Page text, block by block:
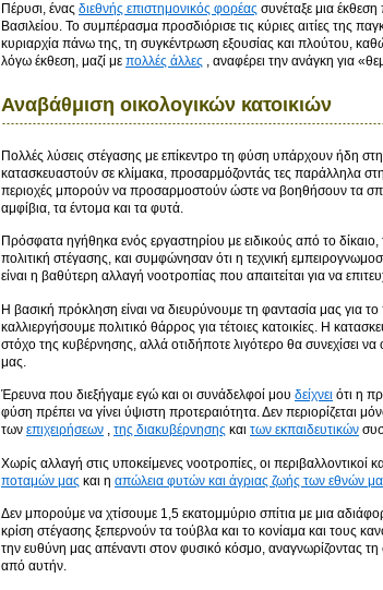
Πέρυσι, ένας διεθνής επιστημονικός φορέας συνέταξε μια
Βασιλείου. Το συμπέρασμα προσδιόρισε τις κύριες αιτίες της
κυριαρχία πάνω της, τη συγκέντρωση εξουσίας και πλούτου,
λόγω έκθεση, μαζί με πολλές άλλες , αναφέρει την ανάγκη για
Αναβάθμιση οικολογικών κατοικιών
Πολλές λύσεις στέγασης με επίκεντρο τη φύση υπάρχουν ήδη
κατασκευαστούν σε κλίμακα, προσαρμόζοντάς τες παράλληλα
περιοχές μπορούν να προσαρμοστούν ώστε να βοηθήσουν τα
αμφίβια, τα έντομα και τα φυτά.
Πρόσφατα ηγήθηκα ενός εργαστηρίου με ειδικούς από το
πολιτική στέγασης, και συμφώνησαν ότι η τεχνική
είναι η βαθύτερη αλλαγή νοοτροπίας που απαιτείται για να
Η βασική πρόκληση είναι να διευρύνουμε τη φαντασία μας για
καλλιεργήσουμε πολιτικό θάρρος για τέτοιες κατοικίες. Η
στόχο της κυβέρνησης, αλλά οτιδήποτε λιγότερο θα συνεχίσει
μας.
Έρευνα που διεξήγαμε εγώ και οι συνάδελφοί μου δείχνει ότι η
φύση πρέπει να γίνει ύψιστη προτεραιότητα. Δεν περιορίζεται
των επιχειρήσεων , της διακυβέρνησης και των εκπαιδευτικών
Χωρίς αλλαγή στις υποκείμενες νοοτροπίες, οι
ποταμών μας και η απώλεια φυτών και άγριας ζωής των εθνών
Δεν μπορούμε να χτίσουμε 1,5 εκατομμύριο σπίτια με μια
κρίση στέγασης ξεπερνούν τα τούβλα και το κονίαμα και τους
την ευθύνη μας απέναντι στον φυσικό κόσμο, αναγνωρίζοντας
από αυτήν.